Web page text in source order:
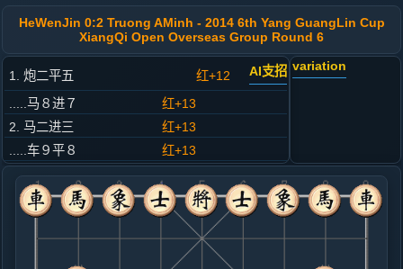
HeWenJin 0:2 Truong AMinh - 2014 6th Yang GuangLin Cup
XiangQi Open Overseas Group Round 6
1. 炮二平五 红+12 AI支招
.....马８进７
红+13
2. 马二进三
红+13
.....车９平８
红+13
3. 车一平二
红+12
.....马２进３
红+18
4. 兵三进一
红+8
.....卒３进１
红+13
variation